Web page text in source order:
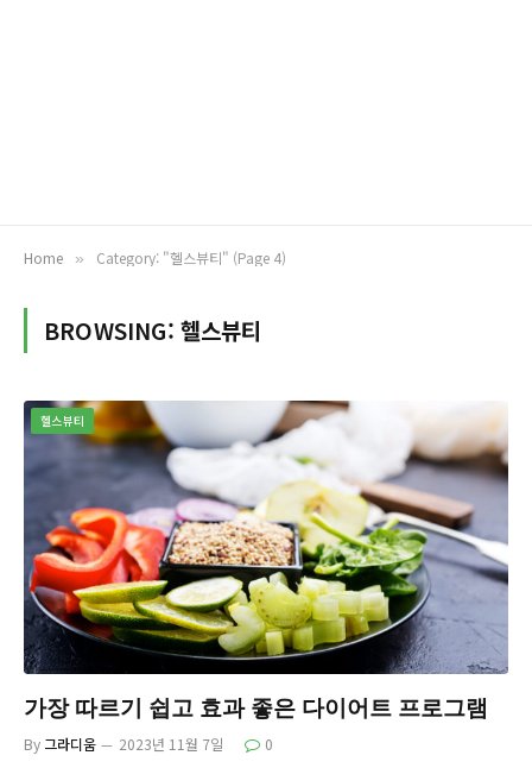
Home » Category: "헬스뷰티" (Page 4)
BROWSING: 헬스뷰티
헬스뷰티
가장 따르기 쉽고 효과 좋은 다이어트 프로그램
By 그라디움 2023년 11월 7일 0